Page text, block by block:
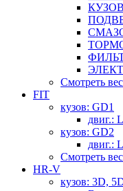
Смотреть
FIT
кузов: GD1
двиг.:
кузов: GD2
двиг.:
Смотреть
HR-V
кузов: 3D,